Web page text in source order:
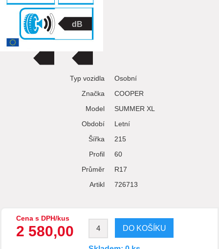
Typ vozidla
Osobní
Značka
COOPER
Model
SUMMER XL
Období
Letní
Šířka
215
Profil
60
Průměr
R17
Artikl
726713
Cena s DPH/kus
2 580,00